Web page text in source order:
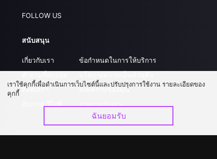
FOLLOW US
สนับสนุน
เกี่ยวกับเรา
ติดต่อเรา
ข้อกำหนดในการให้บริการ
ส่งผลงานของคุณ
เราใช้คุกกี้เพื่อดำเนินการเว็บไซต์นี้และปรับปรุงการใช้งาน รายละเอียดของ
คุกกี้
ฉันยอมรับ